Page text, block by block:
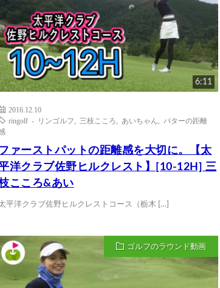
6:11
2016.12.10
ringolf - リンゴルフ
三枝こころ あいちゃん
パターの距離
ファーストパットの距離感を大切に。【太
洋クラブ佐野ヒルクレスト】[10-12H] 三
こころ&あい
平洋クラブ佐野ヒルクレストコース（栃木 […]
ゴルフのラウンド動画